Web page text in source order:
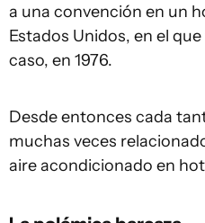
a una convención en un
Estados Unidos, en el
caso, en 1976.
Desde entonces cada
muchas veces
aire acondicionado en